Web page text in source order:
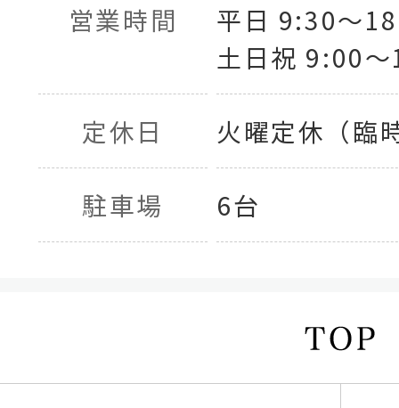
営業時間
平日 9:30〜
土日祝 9:00
定休日 火曜定休（臨
駐車場 6台